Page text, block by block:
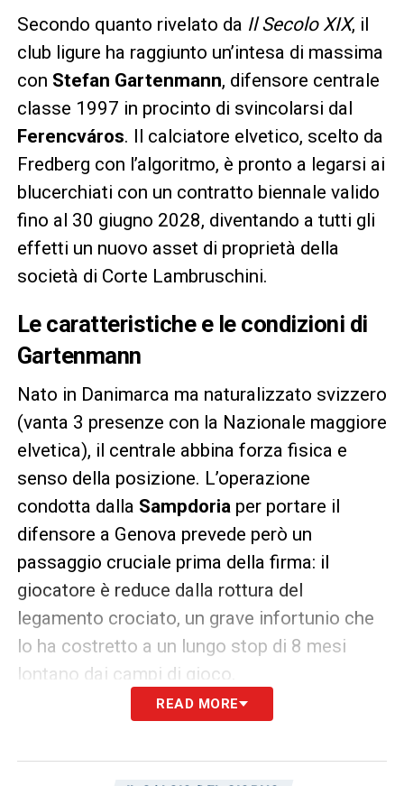
Secondo quanto rivelato da Il Secolo XIX, il
club ligure ha raggiunto un’intesa di massima
con Stefan Gartenmann, difensore centrale
classe 1997 in procinto di svincolarsi dal
Ferencváros. Il calciatore elvetico, scelto da
Fredberg con l’algoritmo, è pronto a legarsi ai
blucerchiati con un contratto biennale valido
fino al 30 giugno 2028, diventando a tutti gli
effetti un nuovo asset di proprietà della
società di Corte Lambruschini.
Le caratteristiche e le condizioni di
Gartenmann
Nato in Danimarca ma naturalizzato svizzero
(vanta 3 presenze con la Nazionale maggiore
elvetica), il centrale abbina forza fisica e
senso della posizione. L’operazione
condotta dalla Sampdoriaper portare il
difensore a Genova prevede però un
passaggio cruciale prima della firma: il
giocatore è reduce dalla rottura del
legamento crociato, un grave infortunio che
lo ha costretto a un lungo stop di 8 mesi
lontano dai campi di gioco.
Visite approfondite e firma
I prossimi giorni saranno determinanti per la
READ MORE